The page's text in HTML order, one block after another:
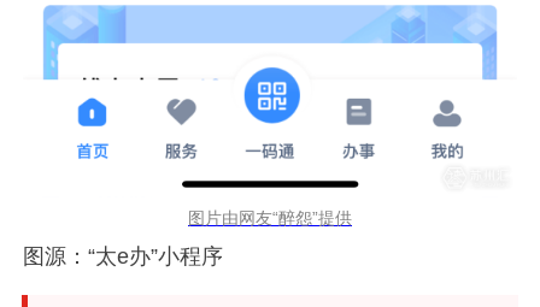
图片由网友“醉怨”提供
图源：“太e办”小程序